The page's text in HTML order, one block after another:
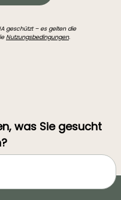
geschützt – es gelten die
Nutzungsbedingungen.
was Sie gesucht